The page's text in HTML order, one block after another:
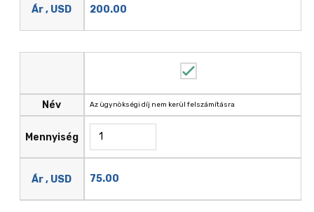
Ár , USD 200.00
Név
Mennyiség
Ár , USD
Az ügynökségi díj nem kerül felszámításra
75.00